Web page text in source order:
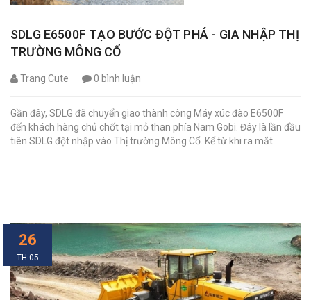
SDLG E6500F TẠO BƯỚC ĐỘT PHÁ - GIA NHẬP THỊ
TRƯỜNG MÔNG CỔ
Trang Cute 0 bình luận
Gần đây, SDLG đã chuyển giao thành công Máy xúc đào E6500F
đến khách hàng chủ chốt tại mỏ than phía Nam Gobi. Đây là lần đầu
tiên SDLG đột nhập vào Thị trường Mông Cổ. Kể từ khi ra mắt...
26
TH 05